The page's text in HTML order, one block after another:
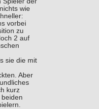
wie
vorbei
zu
2 auf
sie die mit
Aber
kurz